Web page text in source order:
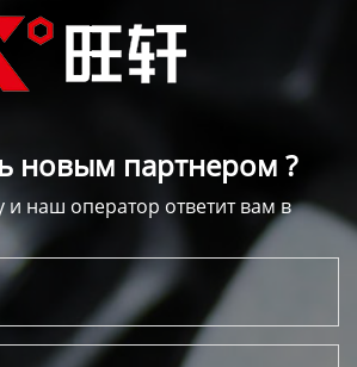
новым партнером ?
наш оператор ответит вам в